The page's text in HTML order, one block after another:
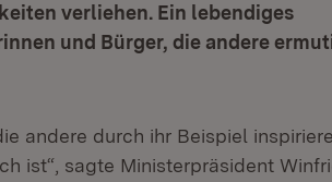
verliehen. Ein lebendiges
und Bürger, die andere
andere durch ihr Beispiel
ist“, sagte Ministerpräsident